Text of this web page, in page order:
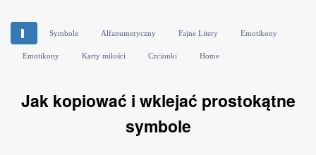
Symbole Alfanumeryczny Fajne Litery Emotikony
Emotikony Karty miłości Czcionki Home
Jak kopiować i wklejać prostokątne
symbole